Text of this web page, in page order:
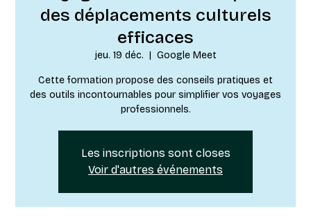
des déplacements culturels
efficaces
jeu. 19 déc.
  |
Google Meet
Cette formation propose des conseils pratiques et
des outils incontournables pour simplifier vos voyages
professionnels.
Les inscriptions sont closes
Voir d'autres événements